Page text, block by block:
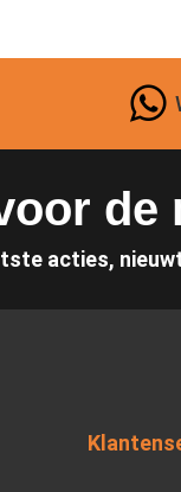
de
acties,